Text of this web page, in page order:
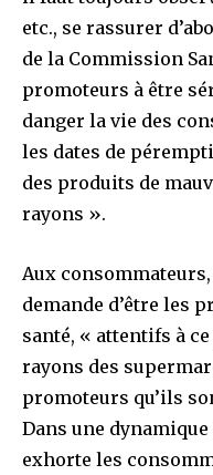
etc., se rassurer
de la Commission
promoteurs à être
danger la vie des
les dates de
des produits de
rayons ».
Aux
demande d’être les
santé, « attentifs à
rayons des
promoteurs qu’ils
Dans une
exhorte les